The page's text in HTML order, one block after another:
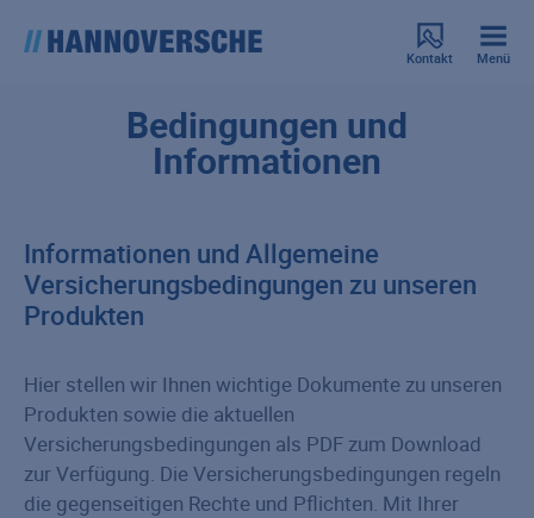
Kontakt Menü
Bedingungen und
Informationen
Informationen und Allgemeine
Versicherungsbedingungen zu unseren
Produkten
Hier stellen wir Ihnen wichtige Dokumente zu unseren
Produkten sowie die aktuellen
Versicherungsbedingungen als PDF zum Download
zur Verfügung. Die Versicherungsbedingungen regeln
die gegenseitigen Rechte und Pflichten. Mit Ihrer